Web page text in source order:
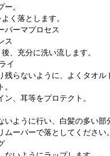
。
く落とします。
パーマプロセス
ス
、充分に洗い流します。
イ
らないように、よくタオル
、耳等をプロテクト。
いように行い、白髪の多い
ムーバーで落としてください